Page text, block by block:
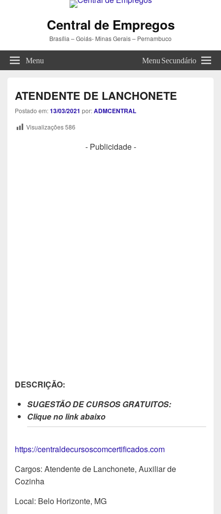
Central de Empregos
Brasília – Goiás- Minas Gerais – Pernambuco
Menu Menu Secundário
ATENDENTE DE LANCHONETE
Postado em:13/03/2021 por:ADMCENTRAL
Visualizações586
- Publicidade -
DESCRIÇÃO:
SUGESTÃO DE CURSOS GRATUITOS:
Clique no link abaixo
https://centraldecursoscomcertificados.com
Cargos: Atendente de Lanchonete, Auxiliar de
Cozinha
Local: Belo Horizonte, MG